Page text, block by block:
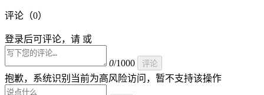
评论（0）
登录后可评论，请 或
0/1000 评论
抱歉，系统识别当前为高风险访问，暂不支持该操作